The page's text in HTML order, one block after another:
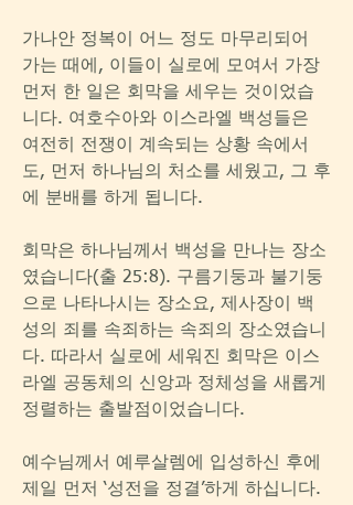
가나안 정복이 어느 정도 마무리되어
가는 때에, 이들이 실로에 모여서 가장
먼저 한 일은 회막을 세우는 것이었습
니다. 여호수아와 이스라엘 백성들은
여전히 전쟁이 계속되는 상황 속에서
도, 먼저 하나님의 처소를 세웠고, 그 후
에 분배를 하게 됩니다.
회막은 하나님께서 백성을 만나는 장소
였습니다(출 25:8). 구름기둥과 불기둥
으로 나타나시는 장소요, 제사장이 백
성의 죄를 속죄하는 속죄의 장소였습니
다. 따라서 실로에 세워진 회막은 이스
라엘 공동체의 신앙과 정체성을 새롭게
정렬하는 출발점이었습니다.
예수님께서 예루살렘에 입성하신 후에
제일 먼저 ‘성전을 정결’하게 하십니다.